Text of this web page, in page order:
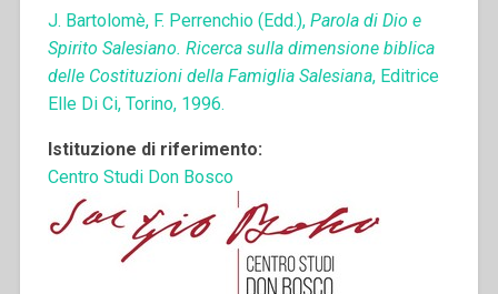
J. Bartolomè, F. Perrenchio (Edd.), Parola di Dio e
Spirito Salesiano. Ricerca sulla dimensione biblica
delle Costituzioni della Famiglia Salesiana, Editrice
Elle Di Ci, Torino, 1996.
Istituzione di riferimento:
Centro Studi Don Bosco